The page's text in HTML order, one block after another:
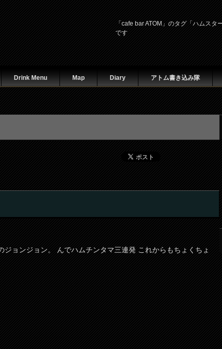
「cafe bar ATOM」のタグ「ハムスタ
です
Drink Menu Map Diary アトム書き込み隊
ョンジョン。 んでハムチンタマ三連発 これからもちょくちょ